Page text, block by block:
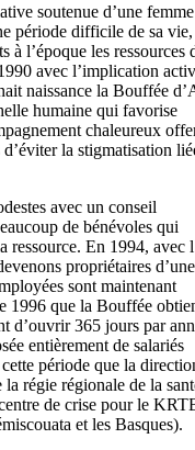
soutenue d’une femme
période difficile de sa vie,
à l’époque les ressources
avec l’implication
naissance la Bouffée
humaine qui favorise
chaleureux
la stigmatisation
avec un conseil
de bénévoles qui
En 1994, avec
propriétaires d’une
sont maintenant
1996 que la Bouffée
d’ouvrir 365 jours par
entièrement de salariés
période que la
régie régionale de la
de crise pour le
et les Basques).